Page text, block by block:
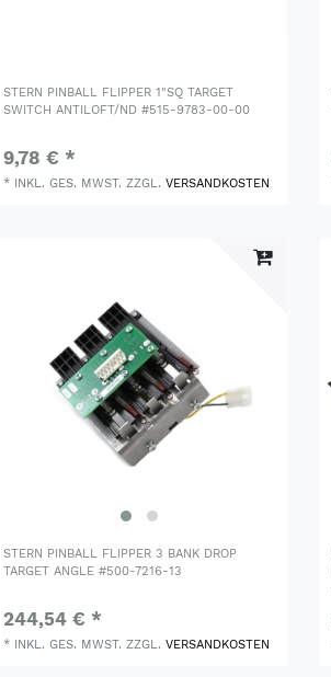
STERN PINBALL FLIPPER 1"SQ TARGET
SWITCH ANTILOFT/ND #515-9783-00-00
9,78 € *
* INKL. GES. MWST. ZZGL.VERSANDKOSTEN
STERN PINBALL FLIPPER 3 BANK DROP
TARGET ANGLE #500-7216-13
244,54 € *
* INKL. GES. MWST. ZZGL.VERSANDKOSTEN